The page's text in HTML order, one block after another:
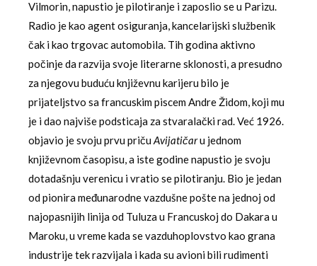
Vilmorin, napustio je pilotiranje i zaposlio se u Parizu.
Radio je kao agent osiguranja, kancelarijski službenik
čak i kao trgovac automobila. Tih godina aktivno
počinje da razvija svoje literarne sklonosti, a presudno
za njegovu buduću književnu karijeru bilo je
prijateljstvo sa francuskim piscem Andre Židom, koji mu
je i dao najviše podsticaja za stvaralački rad. Već 1926.
objavio je svoju prvu pričuAvijatičaru jednom
književnom časopisu, a iste godine napustio je svoju
dotadašnju verenicu i vratio se pilotiranju. Bio je jedan
od pionira međunarodne vazdušne pošte na jednoj od
najopasnijih linija od Tuluza u Francuskoj do Dakara u
Maroku, u vreme kada se vazduhoplovstvo kao grana
industrije tek razvijala i kada su avioni bili rudimenti